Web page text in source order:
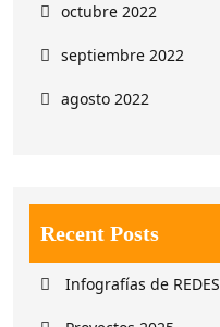
octubre 2022
septiembre 2022
agosto 2022
Recent Posts
Infografías de REDES